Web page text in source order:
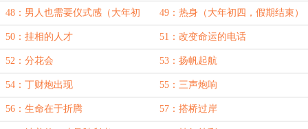
龙头，初二快乐！）
48：男人也需要仪式感（大年初
三，阿咸的假期结束，明天爆更）
49：热身（大年初四，假期结束）
50：挂相的人才 51：改变命运的电话
52：分花会 53：扬帆起航
54：丁财炮出现 55：三声炮响
56：生命在于折腾 57：搭桥过岸